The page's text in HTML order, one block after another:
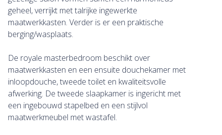
geheel, verrijkt met talrijke ingewerkte
maatwerkkasten. Verder is er een praktische
berging/wasplaats.
De royale masterbedroom beschikt over
maatwerkkasten en een ensuite douchekamer met
inloopdouche, tweede toilet en kwaliteitsvolle
afwerking. De tweede slaapkamer is ingericht met
een ingebouwd stapelbed en een stijlvol
maatwerkmeubel met wastafel.